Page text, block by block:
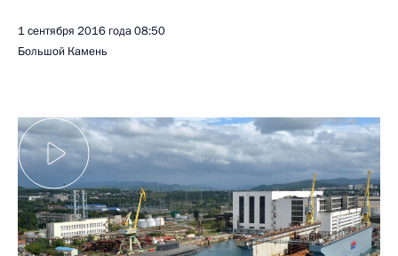
1 сентября 2016 года08:50
Большой Камень